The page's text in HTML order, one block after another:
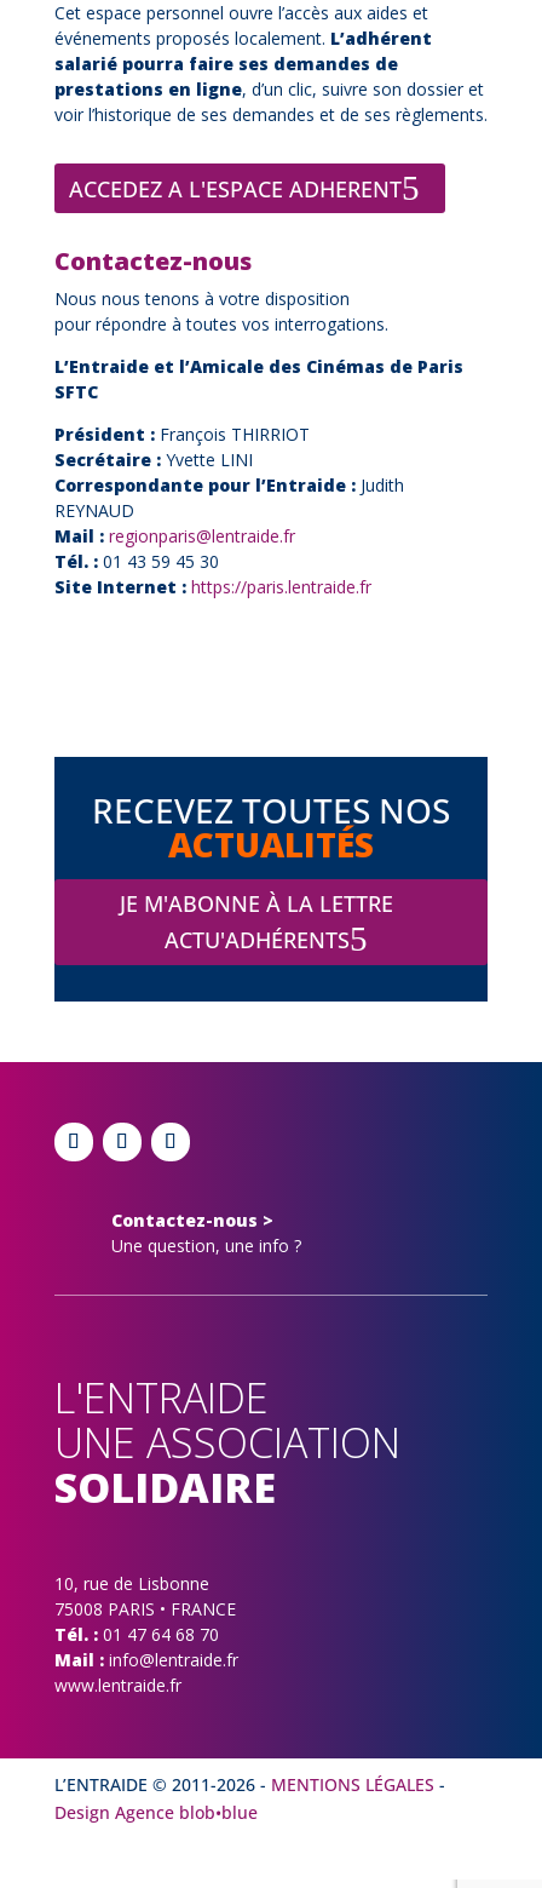
Cet espace personnel ouvre l’accès aux aides et
événements proposés localement. L’adhérent
salarié pourra faire ses demandes de
prestations en ligne, d’un clic, suivre son dossier et
voir l’historique de ses demandes et de ses règlements.
ACCEDEZ A L'ESPACE ADHERENT
Contactez-nous
Nous nous tenons à votre disposition
pour répondre à toutes vos interrogations.
L’Entraide et l’Amicale des Cinémas de Paris
SFTC
Président :François THIRRIOT
Secrétaire :Yvette LINI
Correspondante pour l’Entraide :Judith
REYNAUD
Mail : regionparis@lentraide.fr
Tél. :01 43 59 45 30
Site Internet : https://paris.lentraide.fr
RECEVEZ TOUTES NOS
ACTUALITÉS
JE M'ABONNE À LA LETTRE
ACTU'ADHÉRENTS
Contactez-nous >
Une question, une info ?
L'ENTRAIDE
UNE ASSOCIATION
SOLIDAIRE
10, rue de Lisbonne
75008 PARIS • FRANCE
Tél. :01 47 64 68 70
Mail : info@lentraide.fr
www.lentraide.fr
L’ENTRAIDE © 2011-2026- MENTIONS LÉGALES -
Design Agence blob•blue